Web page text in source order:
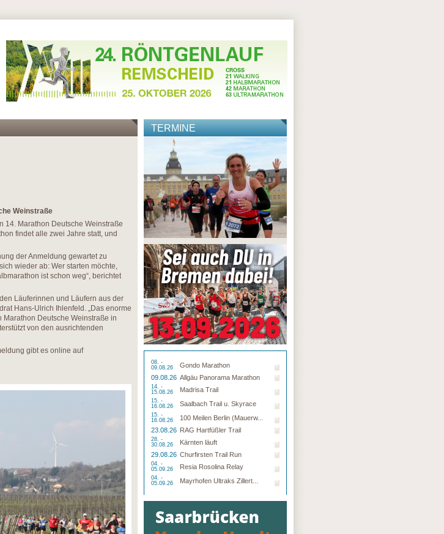
Weinstraße
14. Marathon Deutsche Weinstraße
findet alle zwei Jahre statt, und
der Anmeldung gewartet zu
wieder ab: Wer starten möchte,
ist schon weg“, berichtet
Läuferinnen und Läufern aus der
Hans-Ulrich Ihlenfeld. „Das enorme
Marathon Deutsche Weinstraße in
von den ausrichtenden
gibt es online auf
TERMINE
08. -
09.08.26
Gondo Marathon
09.08.26 Allgäu Panorama Marathon
14. -
15.08.26
Madrisa Trail
15. -
16.08.26
Saalbach Trail u. Skyrace
15. -
16.08.26
100 Meilen Berlin (Mauerw...
23.08.26 RAG Hartfüßler Trail
28. -
30.08.26
Kärnten läuft
29.08.26 Churfirsten Trail Run
04. -
05.09.26
Resia Rosolina Relay
04. -
05.09.26
Mayrhofen Ultraks Zillert...